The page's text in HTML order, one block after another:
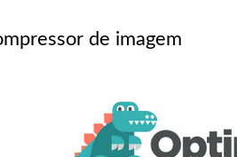
de imagem